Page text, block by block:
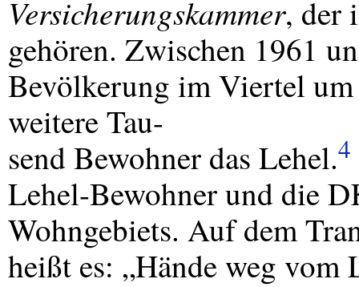
Versicherungskammer, der
gehören. Zwischen 1961
Bevölkerung im Viertel
weitere Tau-
send Bewohner das Lehel.4
Lehel-Bewohner und die
Wohngebiets. Auf dem
heißt es: „Hände weg vom